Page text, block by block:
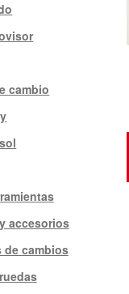
cambio
accesorios
de cambios